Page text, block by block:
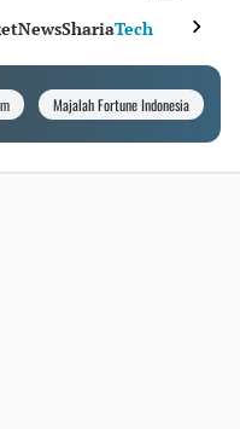
NewsShariaTech
Majalah Fortune Indonesia